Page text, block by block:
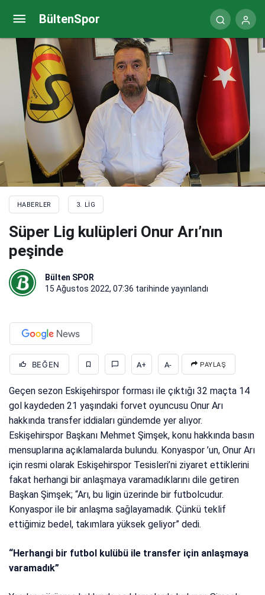
BültenSpor
HABERLER 3. LIG
Süper Lig kulüpleri Onur Arı’nın
peşinde
Bülten SPOR
15 Ağustos 2022, 07:36 tarihinde yayınlandı
BEĞEN A+ A- PAYLAŞ
Geçen sezon Eskişehirspor forması ile çıktığı 32 maçta 14
gol kaydeden 21 yaşındaki forvet oyuncusu Onur Arı
hakkında transfer iddiaları gündemde yer alıyor.
Eskişehirspor Başkanı Mehmet Şimşek, konu hakkında basın
mensuplarına açıklamalarda bulundu. Konyaspor ’un, Onur Arı
için resmi olarak Eskişehirspor Tesisleri’ni ziyaret ettiklerini
fakat herhangi bir anlaşmaya varamadıklarını dile getiren
Başkan Şimşek; “Arı, bu ligin üzerinde bir futbolcudur.
Konyaspor ile bir anlaşma sağlayamadık. Çünkü teklif
ettiğimiz bedel, takımlara yüksek geliyor” dedi.
“Herhangi bir futbol kulübü ile transfer için anlaşmaya
varamadık”
Akhisarspor’da Gekas’tan son çağrı